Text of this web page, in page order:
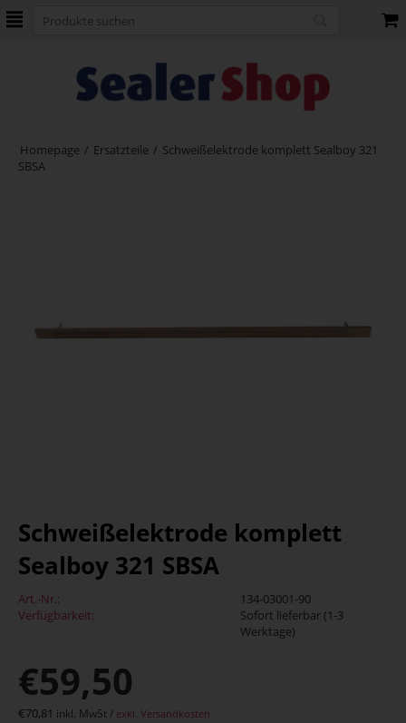
Homepage / Ersatzteile / Schweißelektrode komplett Sealboy 321
SBSA
Schweißelektrode komplett
Sealboy 321 SBSA
Art.-Nr.:
134-03001-90
Verfügbarkeit:
Sofort lieferbar (1-3
Werktage)
€59,50
€70,81 inkl. MwSt / exkl. Versandkosten